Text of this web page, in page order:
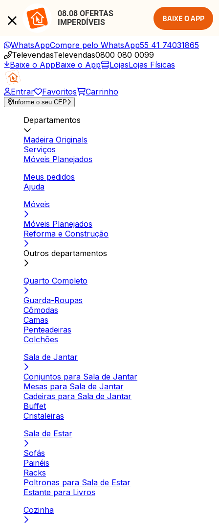
08.08 OFERTAS
IMPERDÍVEIS
BAIXE O APP
WhatsAppCompre pelo WhatsApp55 41 74031865
TelevendasTelevendas0800 080 0099
Baixe o AppBaixe o App LojasLojas Físicas
Entrar Favoritos Carrinho
Informe o seu CEP
Departamentos
Madeira Originals
Serviços
Móveis Planejados
Meus pedidos
Ajuda
Móveis
Móveis Planejados
Reforma e Construção
Outros departamentos
Quarto Completo
Guarda-Roupas
Cômodas
Camas
Penteadeiras
Colchões
Sala de Jantar
Conjuntos para Sala de Jantar
Mesas para Sala de Jantar
Cadeiras para Sala de Jantar
Buffet
Cristaleiras
Sala de Estar
Sofás
Painéis
Racks
Poltronas para Sala de Estar
Estante para Livros
Cozinha